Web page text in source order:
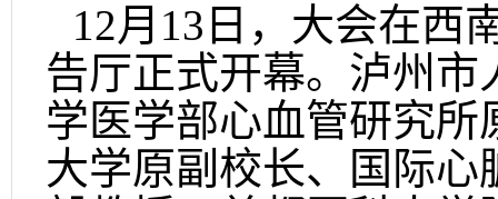
12月13日，大会在西
告厅正式开幕。泸州
学医学部心血管研究
大学原副校长、国际心